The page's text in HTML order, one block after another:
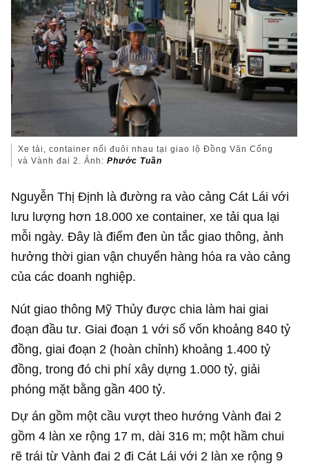
Xe tải, container nối đuôi nhau tại giao lộ Đồng Văn Cống
và Vành đai 2. Ảnh: Phước Tuần
Nguyễn Thị Định là đường ra vào cảng Cát Lái với
lưu lượng hơn 18.000 xe container, xe tải qua lại
mỗi ngày. Đây là điểm đen ùn tắc giao thông, ảnh
hưởng thời gian vận chuyển hàng hóa ra vào cảng
của các doanh nghiệp.
Nút giao thông Mỹ Thủy được chia làm hai giai
đoạn đầu tư. Giai đoạn 1 với số vốn khoảng840 tỷ
đồng, giai đoạn 2 (hoàn chỉnh) khoảng 1.400 tỷ
đồng, trong đó chi phí xây dựng 1.000 tỷ, giải
phóng mặt bằng gần 400 tỷ.
Dự án gồm một cầu vượt theo hướng Vành đai 2
gồm 4 làn xe rộng 17 m, dài 316 m; một hầm chui
rẽ trái từ Vành đai 2 đi Cát Lái với 2 làn xe rộng 9